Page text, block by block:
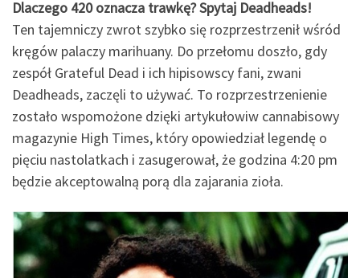
Dlaczego 420 oznacza trawkę? Spytaj Deadheads!
Ten tajemniczy zwrot szybko się rozprzestrzenił wśród
kręgów palaczy marihuany. Do przełomu doszło, gdy
zespół Grateful Dead i ich hipisowscy fani, zwani
Deadheads, zaczęli to używać. To rozprzestrzenienie
zostało wspomożone dzięki artykułowiw cannabisowy
magazynie High Times, który opowiedział legendę o
pięciu nastolatkach i zasugerował, że godzina 4:20 pm
będzie akceptowalną porą dla zajarania zioła.